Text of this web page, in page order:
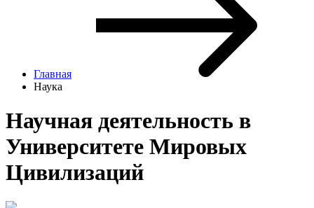
Главная
Наука
Научная деятельность в
Университете Мировых
Цивилизаций